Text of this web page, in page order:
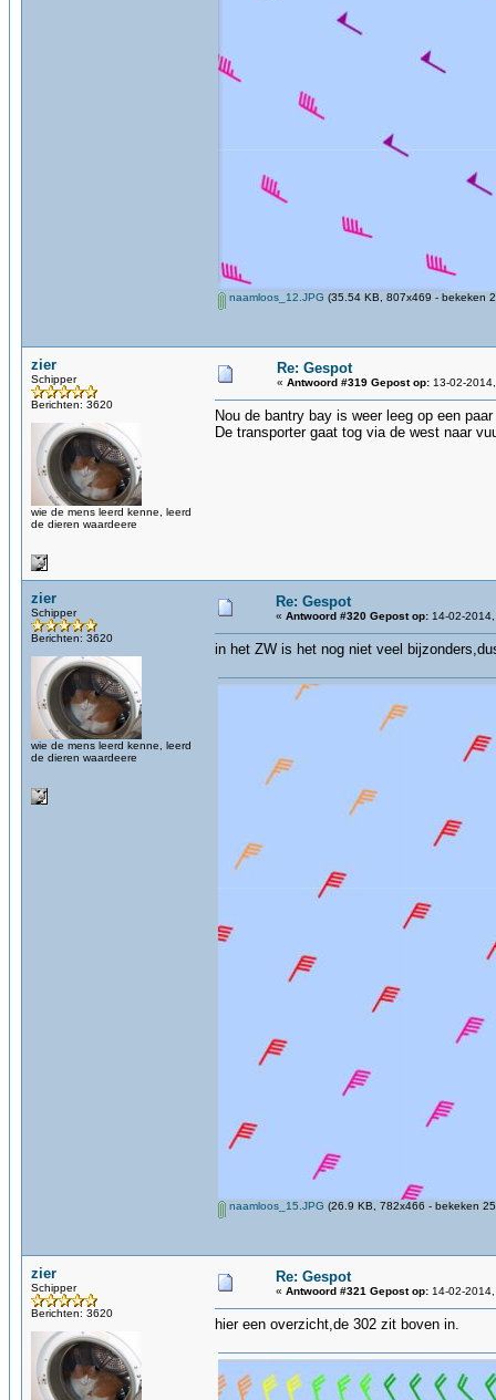
naamloos_12.JPG (35.54 KB, 807x469 - bekeken
zier
Schipper
Berichten: 3620
wie de mens leerd kenne, leerd
de dieren waardeere
Re: Gespot
« Antwoord #319 Gepost op: 13-02-
Nou de bantry bay is weer leeg op een
De transporter gaat tog via de west naar
zier
Schipper
Berichten: 3620
wie de mens leerd kenne, leerd
de dieren waardeere
Re: Gespot
« Antwoord #320 Gepost op: 14-02-
in het ZW is het nog niet veel
naamloos_15.JPG (26.9 KB, 782x466 - bekeken
zier
Schipper
Berichten: 3620
Re: Gespot
« Antwoord #321 Gepost op: 14-02-
hier een overzicht,de 302 zit boven in.